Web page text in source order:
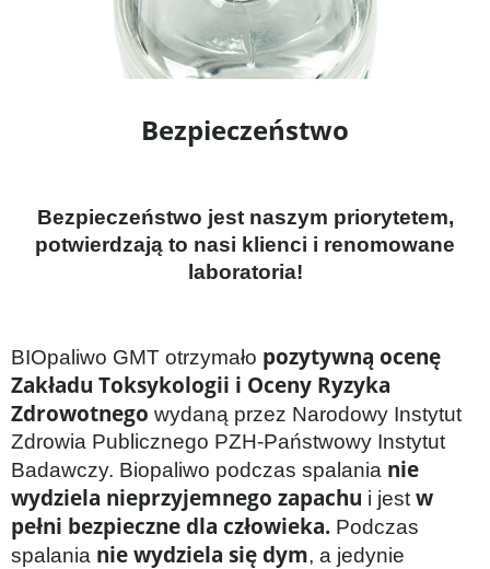
Bezpieczeństwo
Bezpieczeństwo jest naszym priorytetem,
potwierdzają to nasi klienci i renomowane
laboratoria!
BIOpaliwo GMT otrzymało pozytywną ocenę
Zakładu Toksykologii i Oceny Ryzyka
Zdrowotnego wydaną przez Narodowy Instytut
Zdrowia Publicznego PZH-Państwowy Instytut
Badawczy. Biopaliwo podczas spalania nie
wydziela nieprzyjemnego zapachu i jest w
pełni bezpieczne dla człowieka. Podczas
spalania nie wydziela się dym, a jedynie